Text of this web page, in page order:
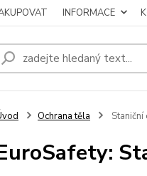
INFORMACE
Ochrana těla